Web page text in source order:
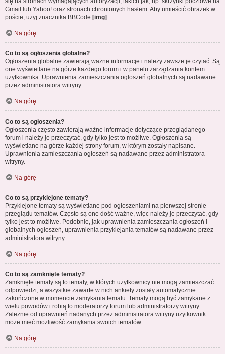
Gmail lub Yahoo! oraz stronach chronionych hasłem. Aby umieścić obrazek w
poście, użyj znacznika BBCode [img]
Na górę
Co to są ogłoszenia globalne?
Ogłoszenia globalne zawierają ważne informacje i należy zawsze je czytać. Są
one wyświetlane na górze każdego forum i w panelu zarządzania kontem
użytkownika. Uprawnienia zamieszczania ogłoszeń globalnych są nadawane
przez administratora witryny.
Na górę
Co to są ogłoszenia?
Ogłoszenia często zawierają ważne informacje dotyczące przeglądanego
forum i należy je przeczytać, gdy tylko jest to możliwe. Ogłoszenia są
wyświetlane na górze każdej strony forum, w którym zostały napisane.
Uprawnienia zamieszczania ogłoszeń są nadawane przez administratora
witryny.
Na górę
Co to są przyklejone tematy?
Przyklejone tematy są wyświetlane pod ogłoszeniami na pierwszej stronie
przeglądu tematów. Często są one dość ważne, więc należy je przeczytać, gdy
tylko jest to możliwe. Podobnie, jak uprawnienia zamieszczania ogłoszeń i
globalnych ogłoszeń, uprawnienia przyklejania tematów są nadawane przez
administratora witryny.
Na górę
Co to są zamknięte tematy?
Zamknięte tematy są to tematy, w których użytkownicy nie mogą zamieszczać
odpowiedzi, a wszystkie zawarte w nich ankiety zostały automatycznie
zakończone w momencie zamykania tematu. Tematy mogą być zamykane z
wielu powodów i robią to moderatorzy forum lub administratorzy witryny.
Zależnie od uprawnień nadanych przez administratora witryny użytkownik
może mieć możliwość zamykania swoich tematów.
Na górę